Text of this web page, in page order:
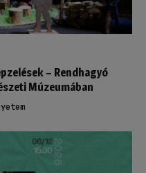
– Rendhagyó
Múzeumában